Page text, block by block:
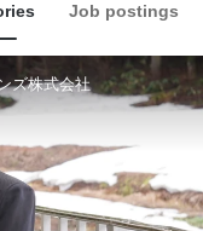
Job postings
ズ株式会社